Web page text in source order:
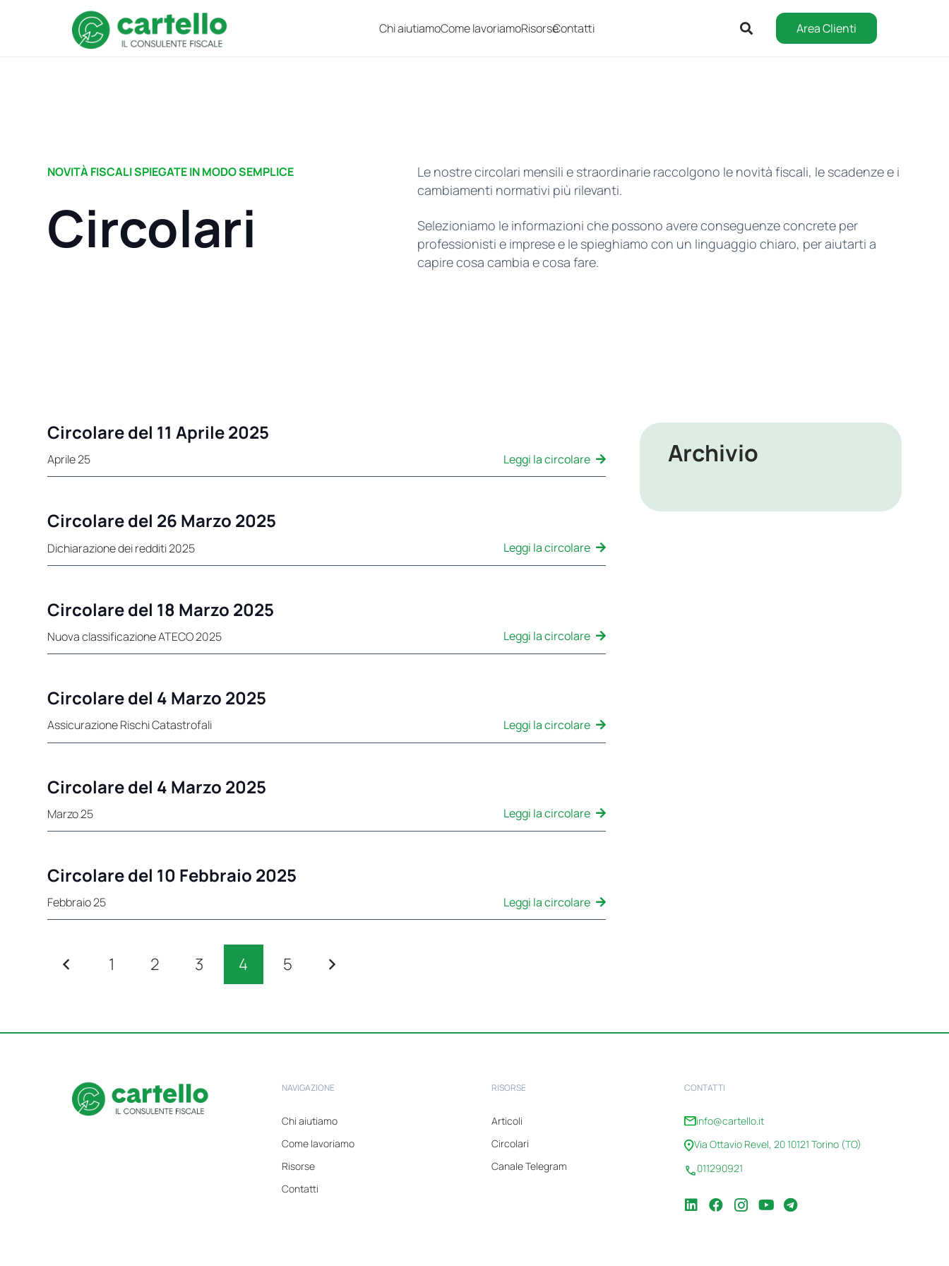
Chi aiutiamoCome lavoriamoRisorseContatti Area Clienti
NOVITÀ FISCALI SPIEGATE IN MODO SEMPLICE
Circolari
Le nostre circolari mensili e straordinarie raccolgono le novità fiscali, le scadenze e i
cambiamenti normativi più rilevanti.
Selezioniamo le informazioni che possono avere conseguenze concrete per
professionisti e imprese e le spieghiamo con un linguaggio chiaro, per aiutarti a
capire cosa cambia e cosa fare.
Circolare del 11 Aprile 2025
Aprile 25 Leggi la circolare
Circolare del 26 Marzo 2025
Dichiarazione dei redditi 2025 Leggi la circolare
Circolare del 18 Marzo 2025
Nuova classificazione ATECO 2025 Leggi la circolare
Circolare del 4 Marzo 2025
Assicurazione Rischi Catastrofali Leggi la circolare
Circolare del 4 Marzo 2025
Marzo 25 Leggi la circolare
Circolare del 10 Febbraio 2025
Febbraio 25 Leggi la circolare
1 2 3 4 5
Archivio
NAVIGAZIONE
Chi aiutiamo
Come lavoriamo
Risorse
Contatti
RISORSE
Articoli
Circolari
Canale Telegram
CONTATTI
info@cartello.it
Via Ottavio Revel, 20 10121 Torino (TO)
011290921